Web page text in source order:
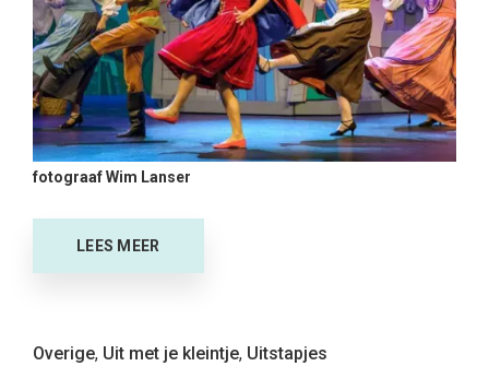
fotograaf Wim Lanser
LEES MEER
Overige, Uit met je kleintje, Uitstapjes